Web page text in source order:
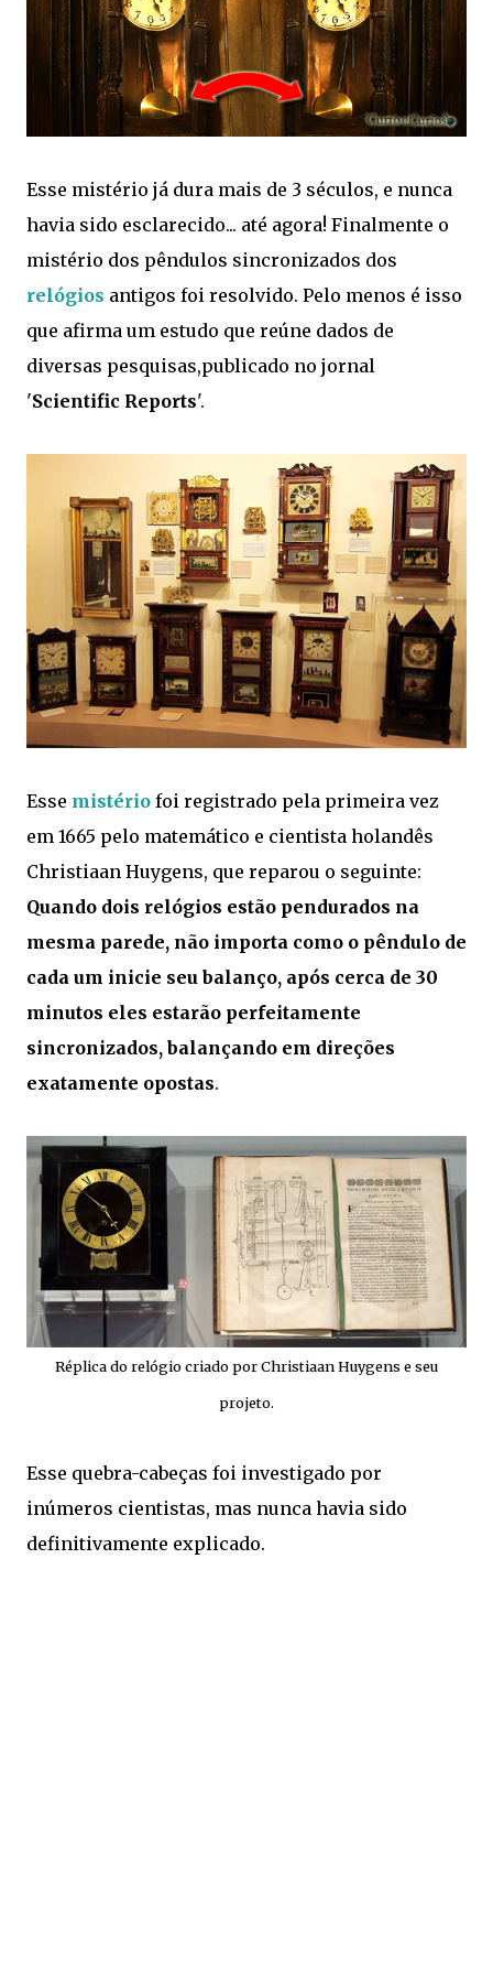
Esse mistério já dura mais de 3 séculos, e nunca
havia sido esclarecido... até agora! Finalmente o
mistério dos pêndulos sincronizados dos
relógios antigos foi resolvido. Pelo menos é isso
que afirma um estudo que reúne dados de
diversas pesquisas,publicado no jornal
'Scientific Reports'.
Esse mistério foi registrado pela primeira vez
em 1665 pelo matemático e cientista holandês
Christiaan Huygens, que reparou o seguinte:
Quando dois relógios estão pendurados na
mesma parede, não importa como o pêndulo de
cada um inicie seu balanço, após cerca de 30
minutos eles estarão perfeitamente
sincronizados, balançando em direções
exatamente opostas.
Réplica do relógio criado por Christiaan Huygens e seu
projeto.
Esse quebra-cabeças foi investigado por
inúmeros cientistas, mas nunca havia sido
definitivamente explicado.